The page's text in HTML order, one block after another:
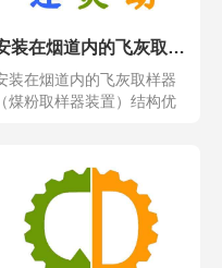
安装在烟道内的飞灰取样器（煤粉取样器装置）结构优点
装在烟道内的飞灰取样器
（煤粉取样器装置）结构优